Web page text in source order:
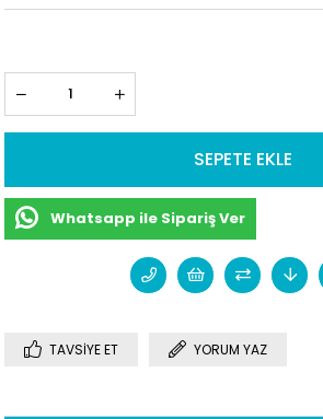
Whatsapp ile Sipariş Ver
TAVSIYE ET YORUM YAZ